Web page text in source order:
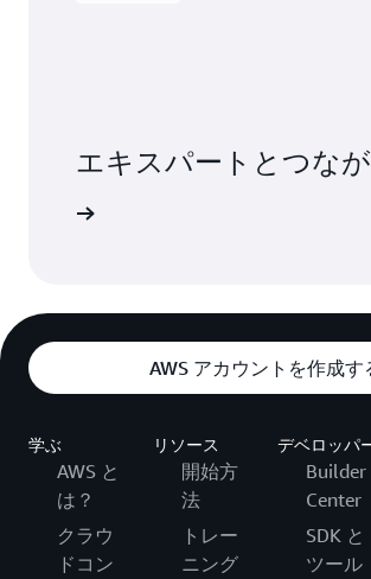
エキスパートとつな
AWS アカウントを作成す
学ぶ
AWS と
は？
クラウ
ドコン
リソース
開始方
法
トレー
ニング
デベロッパ
Builder
Center
SDK と
ツール